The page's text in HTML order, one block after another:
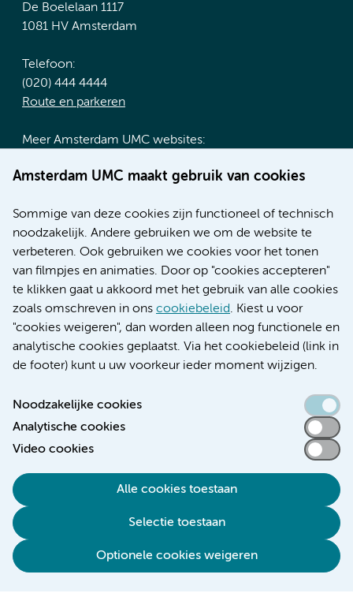
Amsterdam UMC maakt gebruik van cookies
Sommige van deze cookies zijn functioneel of technisch
noodzakelijk. Andere gebruiken we om de website te
verbeteren. Ook gebruiken we cookies voor het tonen
van filmpjes en animaties. Door op "cookies accepteren"
te klikken gaat u akkoord met het gebruik van alle cookies
zoals omschreven in ons cookiebeleid. Kiest u voor
"cookies weigeren", dan worden alleen nog functionele en
analytische cookies geplaatst. Via het cookiebeleid (link in
de footer) kunt u uw voorkeur ieder moment wijzigen.
Noodzakelijke cookies
Analytische cookies
Video cookies
Alle cookies toestaan
Selectie toestaan
Optionele cookies weigeren
De Boelelaan 1117
1081 HV Amsterdam
Telefoon:
(020) 444 4444
Route en parkeren
Meer Amsterdam UMC websites:
Werken bij Amsterdam UMC
Nieuws
Research
Educatie locatie AMC
Educatie locatie VUmc
Verwijzen & diagnostiek
Toegankelijkheidsverklaring
Responsible disclosure